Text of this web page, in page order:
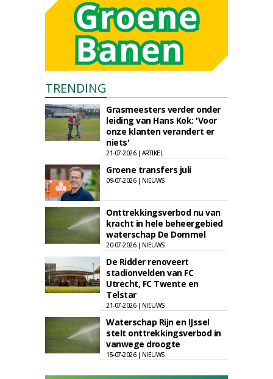
TRENDING
Grasmeesters verder onder
leiding van Hans Kok: 'Voor
onze klanten verandert er
niets'
21-07-2026 | ARTIKEL
Groene transfers juli
09-07-2026 | NIEUWS
Onttrekkingsverbod nu van
kracht in hele beheergebied
waterschap De Dommel
20-07-2026 | NIEUWS
De Ridder renoveert
stadionvelden van FC
Utrecht, FC Twente en
Telstar
21-07-2026 | NIEUWS
Waterschap Rijn en IJssel
stelt onttrekkingsverbod in
vanwege droogte
15-07-2026 | NIEUWS